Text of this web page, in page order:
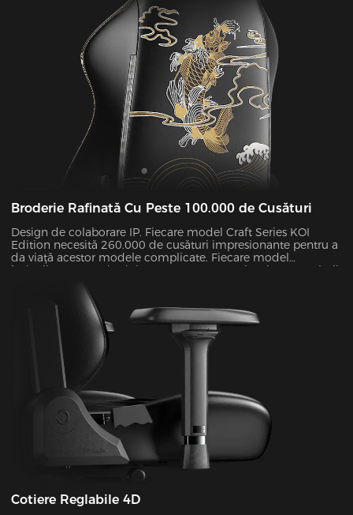
Broderie Rafinată Cu Peste 100.000 de Cusături
Design de colaborare IP. Fiecare model Craft Series KOI
Edition necesită 260.000 de cusături impresionante pentru a
da viață acestor modele complicate. Fiecare model
îndeplinește standardul ASTM D4060 H-3 și rezistența culorii
menține senzația de „Ziua 1” în anii următori.
Cotiere Reglabile 4D